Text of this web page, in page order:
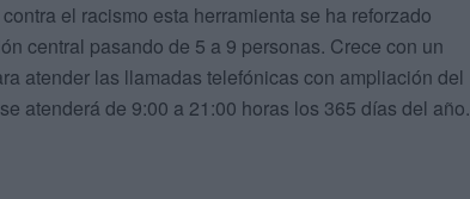
el racismo esta herramienta se ha reforzado
central pasando de 5 a 9 personas. Crece con un
atender las llamadas telefónicas con ampliación del
atenderá de 9:00 a 21:00 horas los 365 días del año.